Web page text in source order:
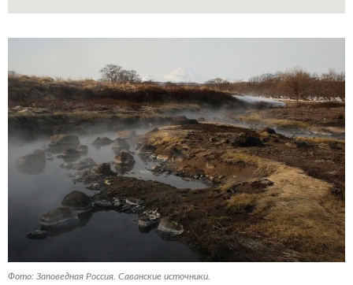
Фото: Заповедная Россия. Саванские источники.